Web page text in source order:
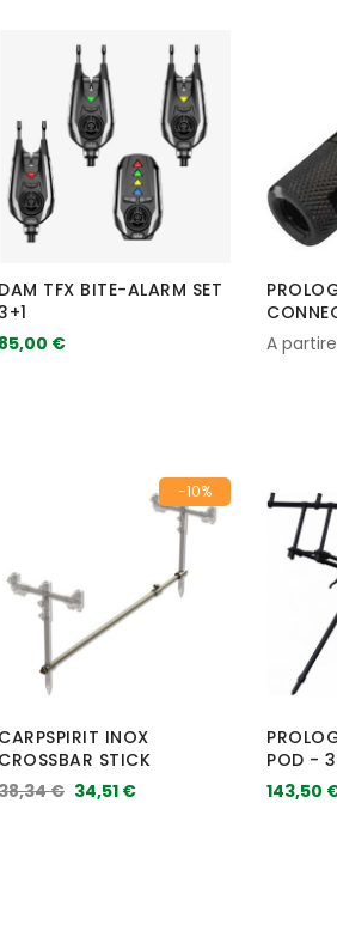
DAM TFX BITE-ALARM SET
85,00 €
A
-10%
CARPSPIRIT INOX
CROSSBAR STICK
34,51 €
€
POD -
143,50